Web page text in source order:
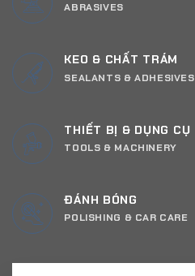
ABRASIVES
KEO & CHẤT TRÁM
SEALANTS & ADHESIVES
THIẾT BỊ & DỤNG CỤ
TOOLS & MACHINERY
ĐÁNH BÓNG
POLISHING & CAR CARE